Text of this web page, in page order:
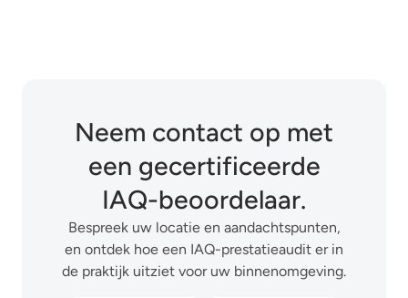
Neem contact op met
een gecertificeerde
IAQ-beoordelaar.
Bespreek uw locatie en aandachtspunten,
en ontdek hoe een IAQ-prestatieaudit er in
de praktijk uitziet voor uw binnenomgeving.